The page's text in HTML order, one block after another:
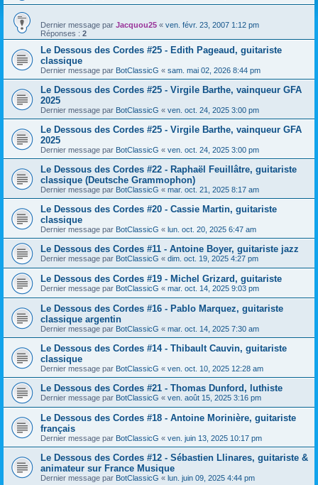
Dernier message par Jacquou25 « ven. févr. 23, 2007 1:12 pm
Réponses : 2
Le Dessous des Cordes #25 - Edith Pageaud, guitariste
classique
Dernier message par BotClassicG « sam. mai 02, 2026 8:44 pm
Le Dessous des Cordes #25 - Virgile Barthe, vainqueur GFA
2025
Dernier message par BotClassicG « ven. oct. 24, 2025 3:00 pm
Le Dessous des Cordes #25 - Virgile Barthe, vainqueur GFA
2025
Dernier message par BotClassicG « ven. oct. 24, 2025 3:00 pm
Le Dessous des Cordes #22 - Raphaël Feuillâtre, guitariste
classique (Deutsche Grammophon)
Dernier message par BotClassicG « mar. oct. 21, 2025 8:17 am
Le Dessous des Cordes #20 - Cassie Martin, guitariste
classique
Dernier message par BotClassicG « lun. oct. 20, 2025 6:47 am
Le Dessous des Cordes #11 - Antoine Boyer, guitariste jazz
Dernier message par BotClassicG « dim. oct. 19, 2025 4:27 pm
Le Dessous des Cordes #19 - Michel Grizard, guitariste
Dernier message par BotClassicG « mar. oct. 14, 2025 9:03 pm
Le Dessous des Cordes #16 - Pablo Marquez, guitariste
classique argentin
Dernier message par BotClassicG « mar. oct. 14, 2025 7:30 am
Le Dessous des Cordes #14 - Thibault Cauvin, guitariste
classique
Dernier message par BotClassicG « ven. oct. 10, 2025 12:28 am
Le Dessous des Cordes #21 - Thomas Dunford, luthiste
Dernier message par BotClassicG « ven. août 15, 2025 3:16 pm
Le Dessous des Cordes #18 - Antoine Morinière, guitariste
français
Dernier message par BotClassicG « ven. juin 13, 2025 10:17 pm
Le Dessous des Cordes #12 - Sébastien Llinares, guitariste &
animateur sur France Musique
Dernier message par BotClassicG « lun. juin 09, 2025 4:44 pm